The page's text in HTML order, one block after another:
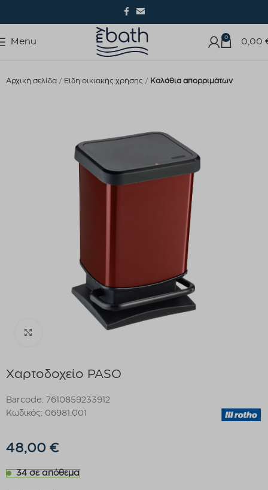
Menu 0 0,00
Αρχική σελίδα Είδη οικιακής χρήσης Καλάθια απορριμάτων
Χαρτοδοχείο PASO
Barcode: 7610859233912
Κωδικός: 06981.001
48,00 €
34 σε απόθεμα